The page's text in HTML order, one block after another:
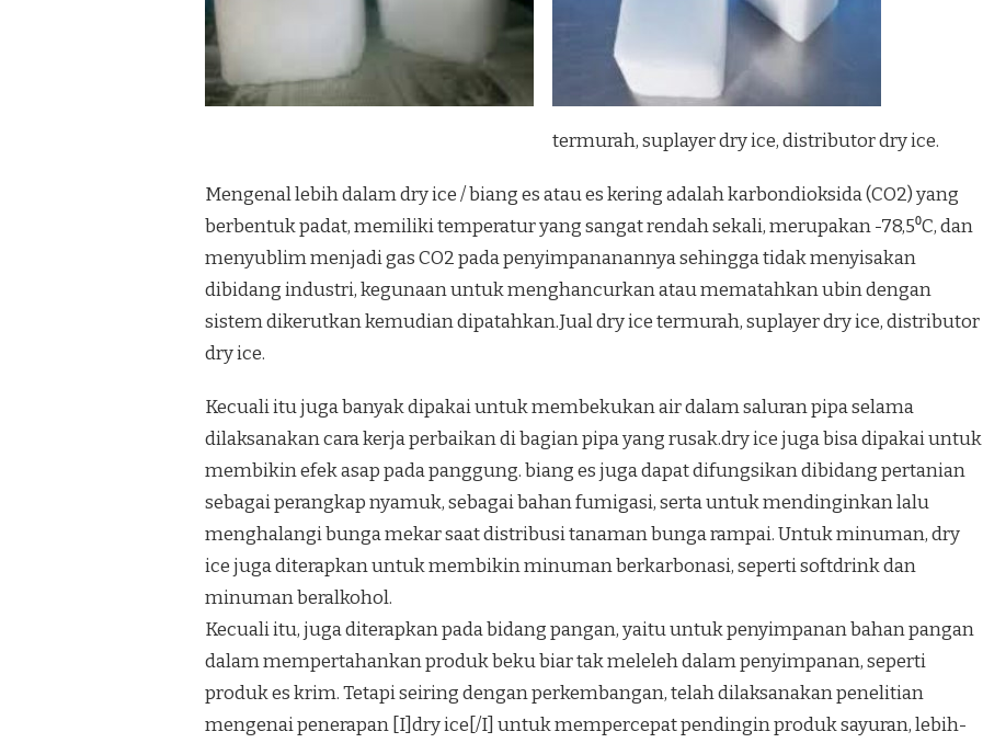
SKAMTO
termurah, suplayer dry ice, distributor dry ice.
Mengenal lebih dalam dry ice / biang es atau es kering adalah karbondioksida (CO2) yang
berbentuk padat, memiliki temperatur yang sangat rendah sekali, merupakan -78,5⁰C, dan
menyublim menjadi gas CO2 pada penyimpananannya sehingga tidak menyisakan
dibidang industri, kegunaan untuk menghancurkan atau mematahkan ubin dengan
sistem dikerutkan kemudian dipatahkan.Jual dry ice termurah, suplayer dry ice, distributor
dry ice.
Kecuali itu juga banyak dipakai untuk membekukan air dalam saluran pipa selama
dilaksanakan cara kerja perbaikan di bagian pipa yang rusak.dry ice juga bisa dipakai untuk
membikin efek asap pada panggung. biang es juga dapat difungsikan dibidang pertanian
sebagai perangkap nyamuk, sebagai bahan fumigasi, serta untuk mendinginkan lalu
menghalangi bunga mekar saat distribusi tanaman bunga rampai. Untuk minuman, dry
ice juga diterapkan untuk membikin minuman berkarbonasi, seperti softdrink dan
minuman beralkohol.
Kecuali itu, juga diterapkan pada bidang pangan, yaitu untuk penyimpanan bahan pangan
dalam mempertahankan produk beku biar tak meleleh dalam penyimpanan, seperti
produk es krim. Tetapi seiring dengan perkembangan, telah dilaksanakan penelitian
mengenai penerapan [I]dry ice[/I] untuk mempercepat pendingin produk sayuran, lebih-